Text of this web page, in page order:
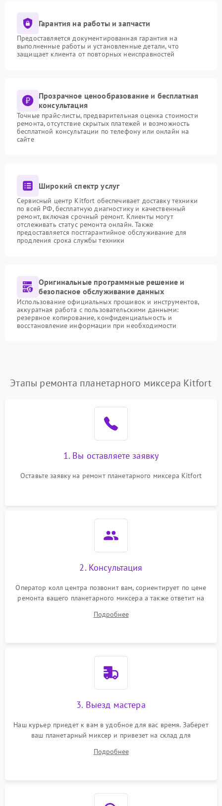
Гарантия на работы и запчасти
Предоставляется документированная гарантия на
выполненные работы и установленные детали, что
защищает клиента от повторных неисправностей
Прозрачное ценообразование и бесплатная
консультация
Точные прайс-листы, предварительная оценка стоимости
ремонта, отсутствие скрытых платежей и возможность
бесплатной консультации по телефону или онлайн на
сайте
Широкий спектр услуг
Сервисный центр Kitfort обеспечивает доставку техники
по всей РФ, бесплатную диагностику и качественный
ремонт, включая срочный ремонт. Клиенты могут
отслеживать статус ремонта онлайн. Также
предоставляется постгарантийное обслуживание для
продления срока службы техники
Оригинальные программные решение и
безопасное обслуживание данных
Использование официальных прошивок и инструментов,
аккуратная работа с пользовательскими данными:
резервное копирование, конфиденциальность и
восстановление информации при необходимости
Этапы ремонта планетарного миксера Kitfort
1. Вы оставляете заявку
Оставьте заявку на ремонт планетарного миксера Kitfort
2. Консультация
Оператор колл центра позвонит вам, сориентирует по цене
ремонта вашего планетарного миксера а также ответит на
Подробнее
3. Выезд мастера
Наш курьер приедет к вам в удобное для вас время. Заберет
ваш планетарный миксер и привезет на склад для
Подробнее